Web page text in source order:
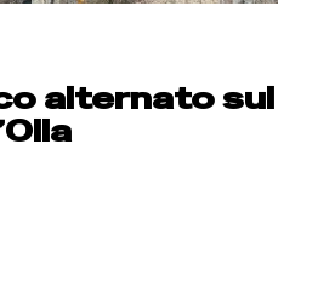
alternato sul